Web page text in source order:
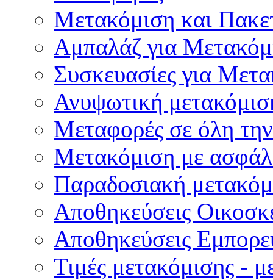
Μετακόμιση και
Αμπαλάζ για
Συσκευασίες για
Ανυψωτική
Μεταφορές σε όλη
Μετακόμιση με
Παραδοσιακή
Αποθηκεύσεις
Αποθηκεύσεις
Τιμές μετακόμισης -